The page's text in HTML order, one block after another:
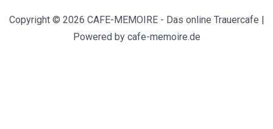
Copyright © 2026 CAFE-MEMOIRE - Das online Trauercafe |
Powered by cafe-memoire.de